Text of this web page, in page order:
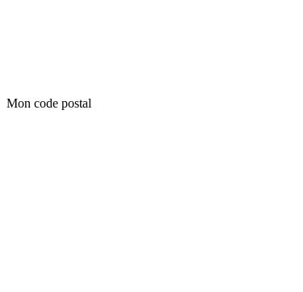
Mon code postal